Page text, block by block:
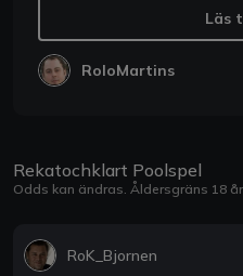
Läs
RoloMartins
Rekatochklart Poolspel
Odds kan ändras. Åldersgräns 18 år.
RoK_Bjornen